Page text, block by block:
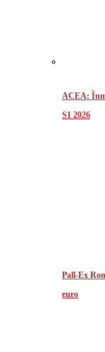
ACEA:
S1 2026
Pall-Ex
euro